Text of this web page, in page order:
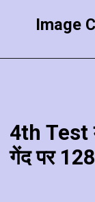
Image
4th Test
गेंद पर